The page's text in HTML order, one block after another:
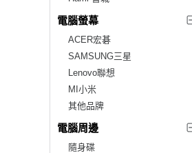
電腦螢幕
ACER宏碁
SAMSUNG三星
Lenovo聯想
MI小米
其他品牌
電腦周邊
隨身碟